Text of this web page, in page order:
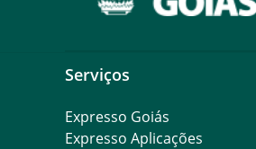
Serviços
Expresso Goiás
Expresso Aplicações